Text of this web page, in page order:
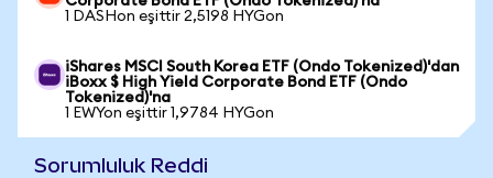
1 DASHon eşittir 2,5198 HYGon
iShares MSCI South Korea ETF (Ondo Tokenized)'dan
iBoxx $ High Yield Corporate Bond ETF (Ondo
Tokenized)'na
1 EWYon eşittir 1,9784 HYGon
Sorumluluk Reddi